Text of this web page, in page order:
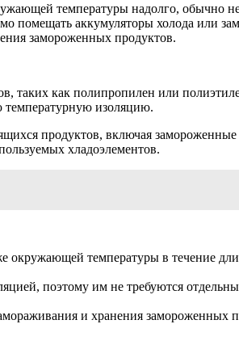
температуры надолго, обычно не
помещать аккумуляторы холода или
замороженных продуктов.
таких как полипропилен или
температурную изоляцию.
продуктов, включая
хладоэлементов.
окружающей температуры в течение
поэтому им не требуются
и хранения замороженных